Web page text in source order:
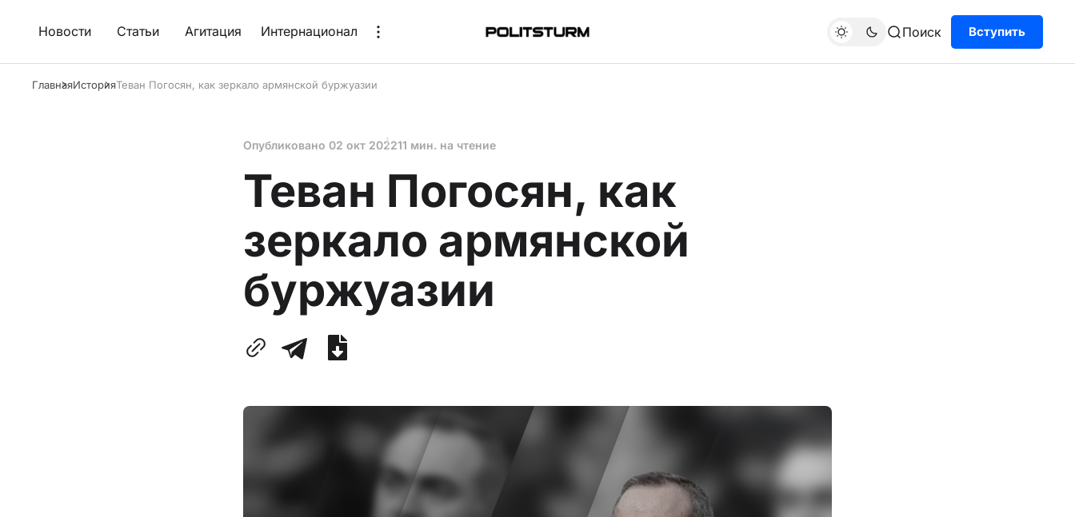
Новости Статьи Агитация Интернационал Поиск Вступить
ГлавнаяИсторияТеван Погосян, как зеркало армянской буржуазии
Опубликовано 02 окт 202211 мин. на чтение
Теван Погосян, как
зеркало армянской
буржуазии